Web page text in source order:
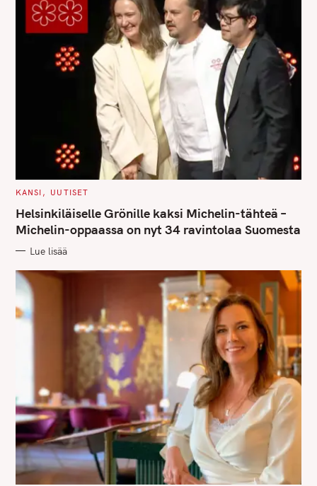
C
T
E
G
O
I
S
KANSI UUTISET
Helsinkiläiselle Grönille kaksi Michelin-tähteä –
Michelin-oppaassa on nyt 34 ravintolaa Suomesta
Lue lisää